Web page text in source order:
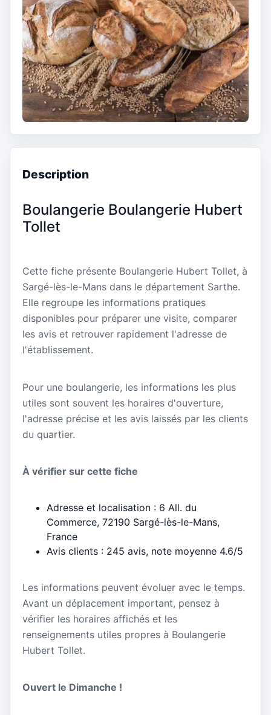
Description
Boulangerie Boulangerie Hubert
Tollet
Cette fiche présente Boulangerie Hubert Tollet, à
Sargé-lès-le-Mans dans le département Sarthe.
Elle regroupe les informations pratiques
disponibles pour préparer une visite, comparer
les avis et retrouver rapidement l'adresse de
l'établissement.
Pour une boulangerie, les informations les plus
utiles sont souvent les horaires d'ouverture,
l'adresse précise et les avis laissés par les clients
du quartier.
À vérifier sur cette fiche
Adresse et localisation : 6 All. du
Commerce, 72190 Sargé-lès-le-Mans,
France
Avis clients : 245 avis, note moyenne 4.6/5
Les informations peuvent évoluer avec le temps.
Avant un déplacement important, pensez à
vérifier les horaires affichés et les
renseignements utiles propres à Boulangerie
Hubert Tollet.
Ouvert le Dimanche !